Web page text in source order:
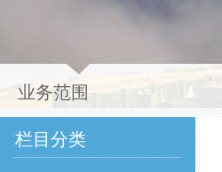
业务范围
栏目分类